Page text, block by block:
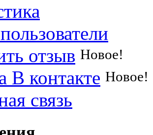
отзыв Новое!
В контакте Новое!
связь